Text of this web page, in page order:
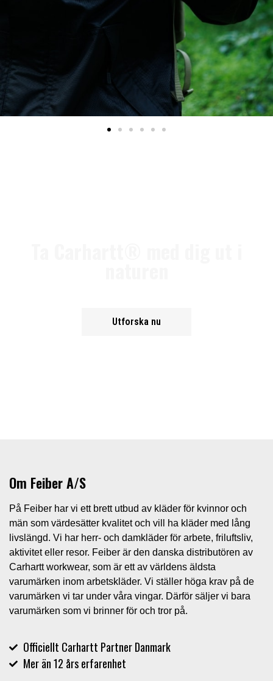
Utforska nu
Om Feiber A/S
På Feiber har vi ett brett utbud av kläder för kvinnor och
män som värdesätter kvalitet och vill ha kläder med lång
livslängd. Vi har herr- och damkläder för arbete, friluftsliv,
aktivitet eller resor. Feiber är den danska distributören av
Carhartt workwear, som är ett av världens äldsta
varumärken inom arbetskläder. Vi ställer höga krav på de
varumärken vi tar under våra vingar. Därför säljer vi bara
varumärken som vi brinner för och tror på.
Officiellt Carhartt Partner Danmark
Mer än 12 års erfarenhet